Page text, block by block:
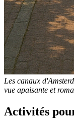
Les canaux
vue apaisante et
Activités